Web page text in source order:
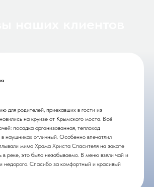
для родителей, приехавших в гости из
на круизе от Крымского моста. Всё
посадка организованная, теплоход
наушниках отличный. Особенно впечатлил
мимо Храма Христа Спасителя на закате
в реке, это было незабываемо. В меню взяли чай и
недорого. Спасибо за комфортный и красивый